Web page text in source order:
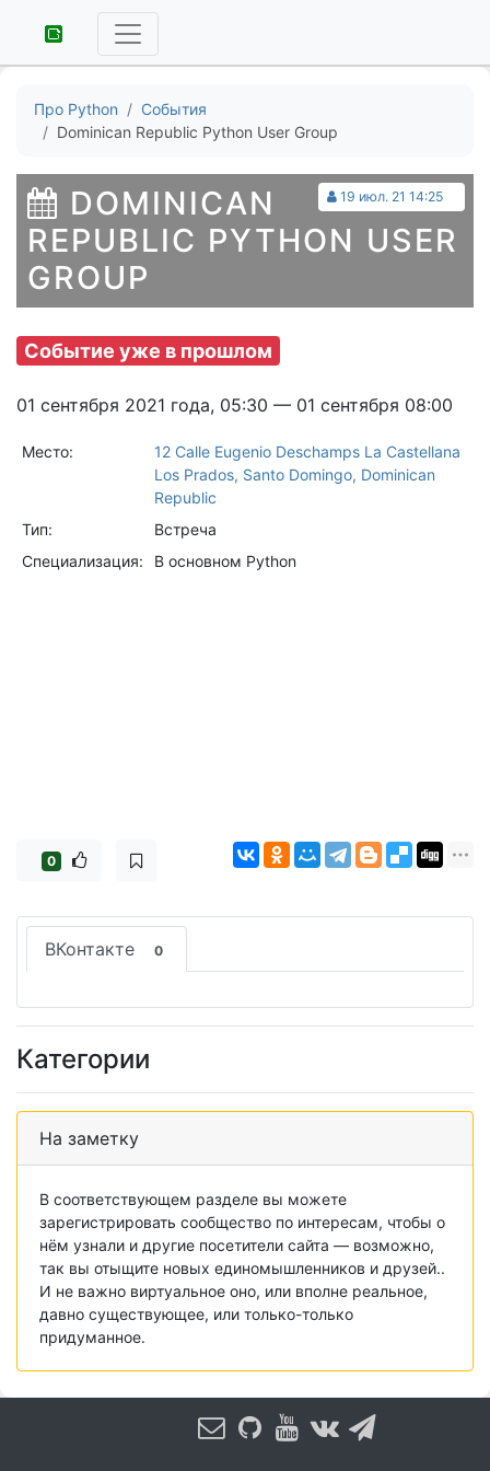
Про Python
События
Dominican Republic Python User Group
19 июл. 21 14:25
DOMINICAN
REPUBLIC PYTHON USER
GROUP
Событие уже в прошлом
01 сентября 2021 года, 05:30 — 01 сентября 08:00
Место:
12 Calle Eugenio Deschamps La Castellana
Los Prados, Santo Domingo, Dominican
Republic
Тип:
Встреча
Специализация:
В основном Python
0
ВКонтакте 0
Категории
На заметку
В соответствующем разделе вы можете
зарегистрировать сообщество по интересам, чтобы о
нём узнали и другие посетители сайта — возможно,
так вы отыщите новых единомышленников и друзей..
И не важно виртуальное оно, или вполне реальное,
давно существующее, или только-только
придуманное.